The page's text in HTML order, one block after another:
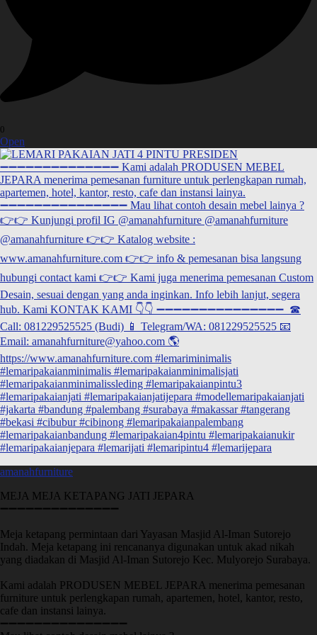
0
Open
amanahfurniture
MEJA MEJA KETAPANG JATI JEPARA
➖➖➖➖➖➖➖➖➖➖➖➖➖➖
Meja ketapang permintaan dari Yayasan Masjid Al-Iman Sutorejo
Indah. Meja ketapang ini rencananya digunakan untuk akad nikah
yang diadakan di Masjid Al-Iman Sutorejo Kec. Mulyorejo Surabaya.
Kami adalah PRODUSEN MEBEL JEPARA menerima pemesanan
furniture untuk perlengkapan rumah, apartemen, hotel, kantor, resto,
cafe dan instansi lainya.
➖➖➖➖➖➖➖➖➖➖➖➖➖➖➖